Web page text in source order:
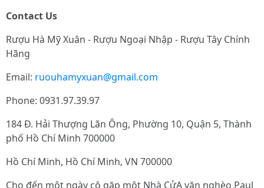
Contact Us
Rượu Hà Mỹ Xuân - Rượu Ngoại Nhập - Rượu Tây Chính
Hãng
Email: ruouhamyxuan@gmail.com
Phone: 0931.97.39.97
184 Đ. Hải Thượng Lãn Ông, Phường 10, Quận 5, Thành
phố Hồ Chí Minh 700000
Hồ Chí Minh, Hồ Chí Minh, VN 700000
Cho đến một ngày cô gặp một Nhà CửA văn nghèo Paul